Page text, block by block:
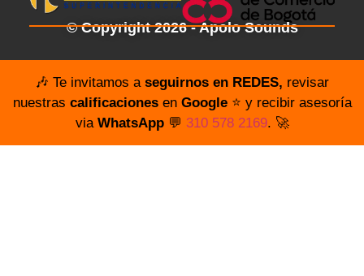
© Copyright 2026 - Apolo Sounds
🎶 Te invitamos a seguirnos en REDES, revisar
nuestras calificacionesen Google⭐️ y recibir asesoría
via WhatsApp💬 310 578 2169. 🚀